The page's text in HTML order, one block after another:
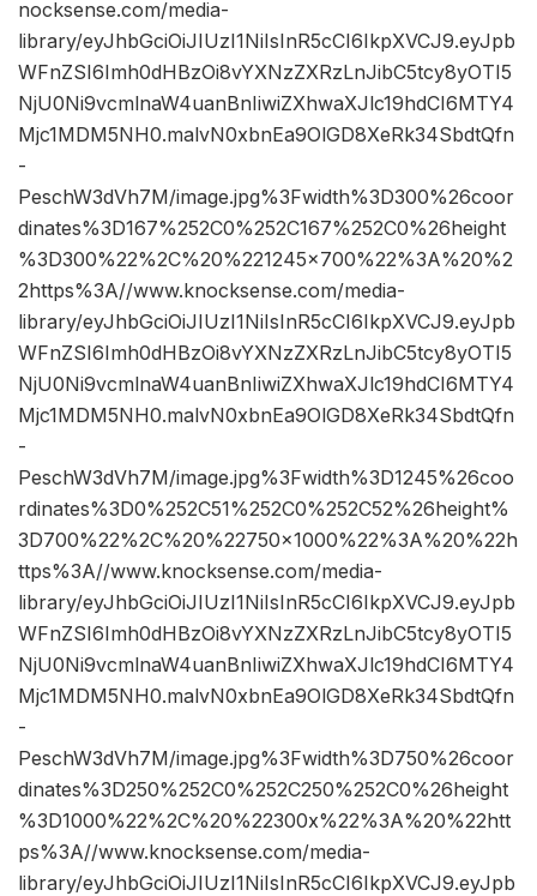
nocksense.com/media-
library/eyJhbGciOiJIUzI1NiIsInR5cCI6IkpXVCJ9.eyJpb
WFnZSI6Imh0dHBzOi8vYXNzZXRzLnJibC5tcy8yOTI5
NjU0Ni9vcmlnaW4uanBnIiwiZXhwaXJlc19hdCI6MTY4
Mjc1MDM5NH0.malvN0xbnEa9OlGD8XeRk34SbdtQfn
-
PeschW3dVh7M/image.jpg%3Fwidth%3D300%26coor
dinates%3D167%252C0%252C167%252C0%26height
%3D300%22%2C%20%221245×700%22%3A%20%2
2https%3A//www.knocksense.com/media-
library/eyJhbGciOiJIUzI1NiIsInR5cCI6IkpXVCJ9.eyJpb
WFnZSI6Imh0dHBzOi8vYXNzZXRzLnJibC5tcy8yOTI5
NjU0Ni9vcmlnaW4uanBnIiwiZXhwaXJlc19hdCI6MTY4
Mjc1MDM5NH0.malvN0xbnEa9OlGD8XeRk34SbdtQfn
-
PeschW3dVh7M/image.jpg%3Fwidth%3D1245%26coo
rdinates%3D0%252C51%252C0%252C52%26height%
3D700%22%2C%20%22750×1000%22%3A%20%22h
ttps%3A//www.knocksense.com/media-
library/eyJhbGciOiJIUzI1NiIsInR5cCI6IkpXVCJ9.eyJpb
WFnZSI6Imh0dHBzOi8vYXNzZXRzLnJibC5tcy8yOTI5
NjU0Ni9vcmlnaW4uanBnIiwiZXhwaXJlc19hdCI6MTY4
Mjc1MDM5NH0.malvN0xbnEa9OlGD8XeRk34SbdtQfn
-
PeschW3dVh7M/image.jpg%3Fwidth%3D750%26coor
dinates%3D250%252C0%252C250%252C0%26height
%3D1000%22%2C%20%22300x%22%3A%20%22htt
ps%3A//www.knocksense.com/media-
library/eyJhbGciOiJIUzI1NiIsInR5cCI6IkpXVCJ9.eyJpb